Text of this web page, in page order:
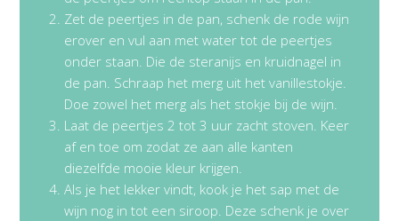
Zet de peertjes in de pan, schenk de rode wijn
erover en vul aan met water tot de peertjes
onder staan. Die de steranijs en kruidnagel in
de pan. Schraap het merg uit het vanillestokje.
Doe zowel het merg als het stokje bij de wijn.
Laat de peertjes 2 tot 3 uur zacht stoven. Keer
af en toe om zodat ze aan alle kanten
diezelfde mooie kleur krijgen.
Als je het lekker vindt, kook je het sap met de
wijn nog in tot een siroop. Deze schenk je over